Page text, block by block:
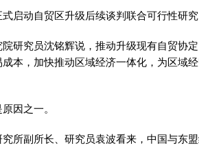
启动自贸区升级后续谈判联合可行性研究
研究员沈铭辉说，推动升级现有自贸协
本，加快推动区域经济一体化，为区域
因之一。
所副所长、研究员袁波看来，中国与东